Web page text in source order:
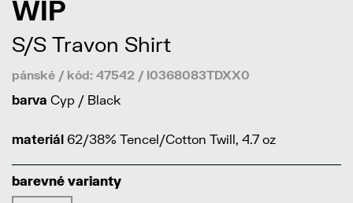
WIP
S/S Travon Shirt
pánské / kód: 47542 / I0368083TDXX0
barva Cyp / Black
materiál 62/38% Tencel/Cotton Twill, 4.7 oz
barevné varianty